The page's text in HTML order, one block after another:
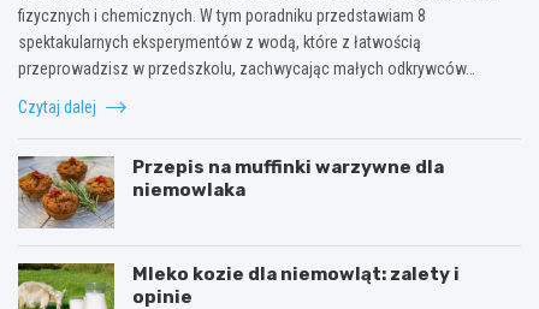
fizycznych i chemicznych. W tym poradniku przedstawiam 8
spektakularnych eksperymentów z wodą, które z łatwością
przeprowadzisz w przedszkolu, zachwycając małych odkrywców…
Czytaj dalej
Przepis na muffinki warzywne dla
niemowlaka
Mleko kozie dla niemowląt: zalety i
opinie